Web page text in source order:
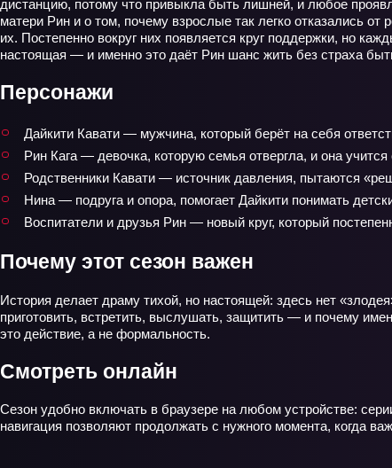
дистанцию, потому что привыкла быть лишней, и любое
матери Рин и о том, почему взрослые так легко отказались
их. Постепенно вокруг них появляется круг поддержки, но
настоящая — и именно это даёт Рин шанс жить без страха
Персонажи
Дайкити Кавати — мужчина, который берёт на себя
Рин Кага — девочка, которую семья отвергла, и она учится
Родственники Кавати — источник давления, пытаются
Нина — подруга и опора, помогает Дайкити понимать
Воспитатели и друзья Рин — новый круг, который
Почему этот сезон важен
История делает драму тихой, но настоящей: здесь нет
приготовить, встретить, выслушать, защитить — и почему
это действие, а не формальность.
Смотреть онлайн
Сезон удобно включать в браузере на любом устройстве:
навигация позволяют продолжать с нужного момента, когда